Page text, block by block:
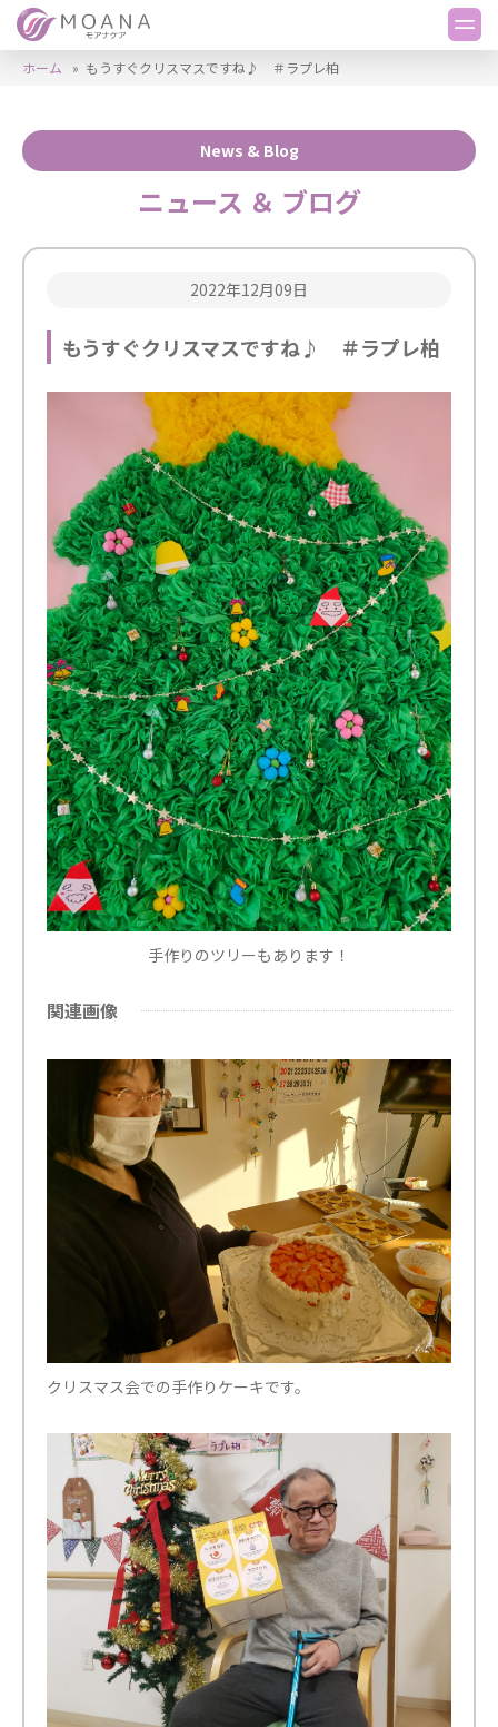
ホーム » もうすぐクリスマスですね♪ ＃ラプレ柏
News & Blog
ニュース ＆ ブログ
2022年12月09日
もうすぐクリスマスですね♪ ＃ラプレ柏
手作りのツリーもあります！
関連画像
クリスマス会での手作りケーキです。